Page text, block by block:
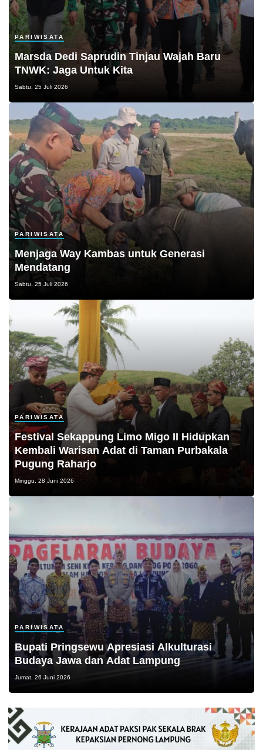
PARIWISATA
Marsda Dedi Saprudin Tinjau Wajah Baru
TNWK: Jaga Untuk Kita
Sabtu, 25 Juli 2026
PARIWISATA
Menjaga Way Kambas untuk Generasi
Mendatang
Sabtu, 25 Juli 2026
PARIWISATA
Festival Sekappung Limo Migo II Hidupkan
Kembali Warisan Adat di Taman Purbakala
Pugung Raharjo
Minggu, 28 Juni 2026
PARIWISATA
Bupati Pringsewu Apresiasi Alkulturasi
Budaya Jawa dan Adat Lampung
Jumat, 26 Juni 2026